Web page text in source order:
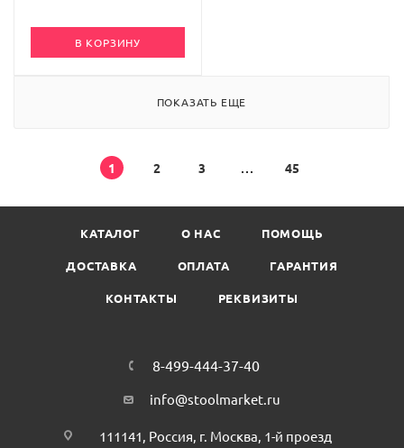
В КОРЗИНУ
ПОКАЗАТЬ ЕЩЕ
1 2 3 45
КАТАЛОГ О НАС ПОМОЩЬ
ДОСТАВКА ОПЛАТА ГАРАНТИЯ
КОНТАКТЫ РЕКВИЗИТЫ
8-499-444-37-40
info@stoolmarket.ru
111141, Россия, г. Москва, 1-й проезд